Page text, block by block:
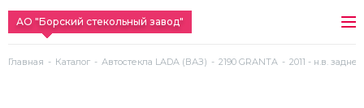
АО "Борский стекольный завод"
Главная Каталог Автостекла LADA (ВАЗ) 2190 GRANTA 2011 - н.в.